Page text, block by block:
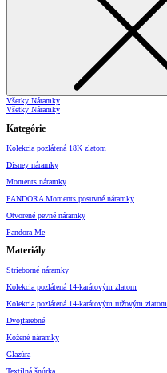
Všetky Náramky
Všetky Náramky
Kategórie
Kolekcia pozlátená 18K zlatom
Disney náramky
Moments náramky
PANDORA Moments posuvné náramky
Otvorené pevné náramky
Pandora Me
Materiály
Strieborné náramky
Kolekcia pozlátená 14-karátovým zlatom
Kolekcia pozlátená 14-karátovým ružovým zlatom
Dvojfarebné
Kožené náramky
Glazúra
Textilná šnúrka